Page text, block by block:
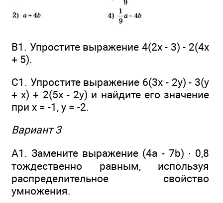
В1. Упростите выражение 4(2х - 3) - 2(4x
+ 5).
С1. Упростите выражение 6(3x - 2y) - 3(y
+ x) + 2(5x - 2y) и найдите его значение
при х = -1, у = -2.
Вариант 3
А1. Замените выражение (4а - 7b) ∙ 0,8
тождественно равным, используя
распределительное свойство
умножения.